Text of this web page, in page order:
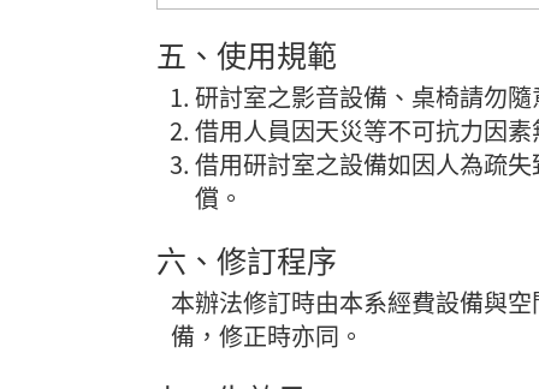
五、使用規範
研討室之影音設備、桌椅請勿
借用人員因天災等不可抗力因
借用研討室之設備如因人為疏
償。
六、修訂程序
本辦法修訂時由本系經費設備與
備，修正時亦同。